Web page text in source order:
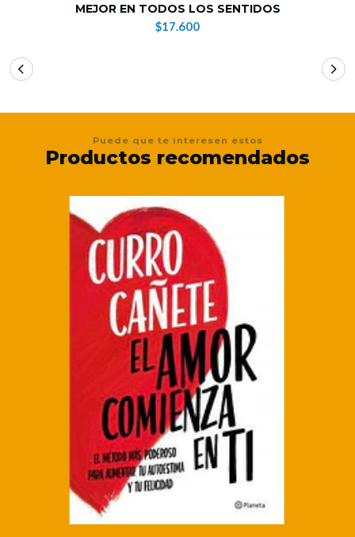
MEJOR EN TODOS LOS SENTIDOS
$17.600
Puede que te interesen estos
Productos recomendados